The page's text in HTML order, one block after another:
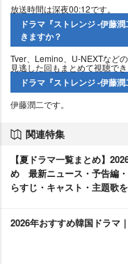
放送時間は深夜00:12です。
ドラマ『ストレンジ -伊藤
きますか？
Tver、Lemino、U-NEXTなど
見逃した回もまとめて視聴で
ドラマ『ストレンジ -伊藤
伊藤潤二です。
関連特集
【夏ドラマ一覧まとめ】
め 最新ニュース・予告編
らすじ・キャスト・主題歌
2026年おすすめ韓国ドラマ